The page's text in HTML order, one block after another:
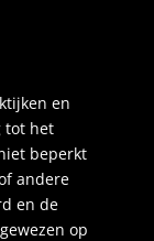
en
tot het
beperkt
andere
en de
op